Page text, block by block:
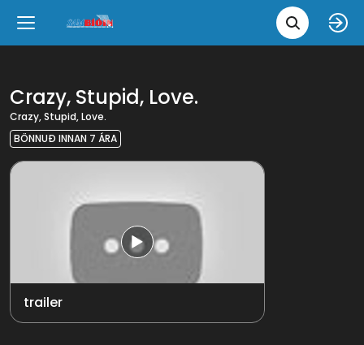
Leita
Back
Væntanlegt
Close
Nýjar myndir
Klassískar myndir
Back
Tungumál
Close
íslenska
English
Crazy, Stupid, Love.
Crazy, Stupid, Love.
BÖNNUÐ INNAN 7 ÁRA
trailer